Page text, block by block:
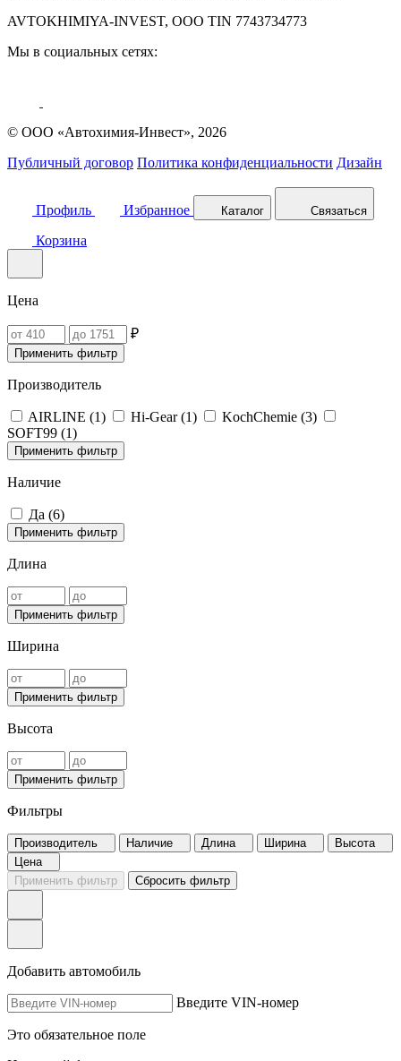
AVTOKHIMIYA-INVEST, OOO TIN 7743734773
Мы в социальных сетях:
© ООО «Автохимия-Инвест», 2026
Публичный договор Политика конфиденциальности Дизайн
Профиль Избранное Каталог Связаться
Корзина
Цена
₽
Применить фильтр
Производитель
AIRLINE (1) Hi-Gear (1) KochChemie (3)
SOFT99 (1)
Применить фильтр
Наличие
Да (6)
Применить фильтр
Длина
Применить фильтр
Ширина
Применить фильтр
Высота
Применить фильтр
Фильтры
Производитель Наличие Длина Ширина
Высота
Цена
Применить фильтр
Сбросить фильтр
Добавить автомобиль
Введите VIN-номер
Это обязательное поле